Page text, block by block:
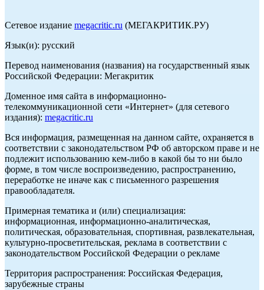
Сетевое издание megacritic.ru (МЕГАКРИТИК.РУ)
Язык(и): русский
Перевод наименования (названия) на государственный язык
Российской Федерации: Мегакритик
Доменное имя сайта в информационно-
телекоммуникационной сети «Интернет» (для сетевого
издания): megacritic.ru
Вся информация, размещенная на данном сайте, охраняется в
соответствии с законодательством РФ об авторском праве и не
подлежит использованию кем-либо в какой бы то ни было
форме, в том числе воспроизведению, распространению,
переработке не иначе как с письменного разрешения
правообладателя.
Примерная тематика и (или) специализация:
информационная, информационно-аналитическая,
политическая, образовательная, спортивная, развлекательная,
культурно-просветительская, реклама в соответствии с
законодательством Российской Федерации о рекламе
Территория распространения: Российская Федерация,
зарубежные страны